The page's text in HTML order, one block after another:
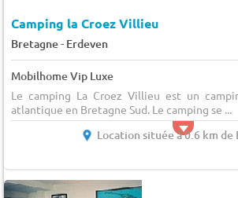
Camping la Croez Villieu
Bretagne- Erdeven
Mobilhome Vip Luxe
Le camping La Croez Villieu est un
atlantique en Bretagne Sud. Le camping se ...
Location située à 0.6 km de